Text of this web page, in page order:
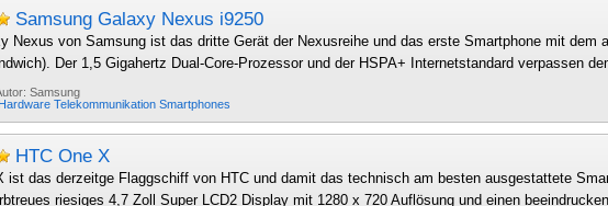
Samsung Galaxy Nexus i9250
Nexus von Samsung ist das dritte Gerät der Nexusreihe und das erste Smartphone mit dem
Der 1,5 Gigahertz Dual-Core-Prozessor und der HSPA+ Internetstandard verpassen
Samsung
Hardware Telekommunikation Smartphones
HTC One X
ist das derzeitge Flaggschiff von HTC und damit das technisch am besten ausgestattete
riesiges 4,7 Zoll Super LCD2 Display mit 1280 x 720 Auflösung und einen